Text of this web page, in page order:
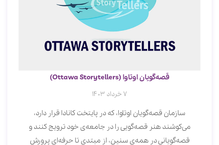
قصه‌گویان اوتاوا (Ottawa Storytellers)
7 خرداد 1403
سازمان قصه‌گویان اوتاوا، که در پایتخت کانادا قرار دارد،
می‌کوشند هنر قصه‌گویی را در جامعه‌ی خود ترویج کنند و
قصه‌گویانی در همه‌ی سنین، از مبتدی تا حرفه‌ای پرورش